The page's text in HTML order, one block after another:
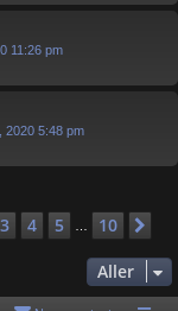
11:26 pm
2020 5:48 pm
10
3 4 5 10
Aller